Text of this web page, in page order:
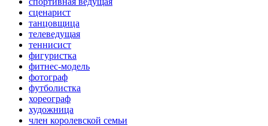
сценарист
танцовщица
телеведущая
теннисист
фигуристка
фитнес-модель
фотограф
футболистка
хореограф
художница
член королевской семьи